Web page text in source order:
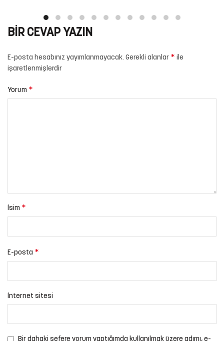
BIR CEVAP YAZIN
E-posta hesabınız yayımlanmayacak. Gerekli alanlar * ile
işaretlenmişlerdir
Yorum *
İsim *
E-posta *
İnternet sitesi
Bir dahaki sefere yorum yaptığımda kullanılmak üzere adımı, e-